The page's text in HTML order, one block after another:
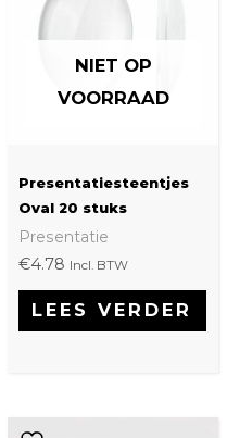
NIET OP
VOORRAAD
Presentatiesteentjes
Oval 20 stuks
Presentatie
€4.78 Incl. BTW
LEES VERDER